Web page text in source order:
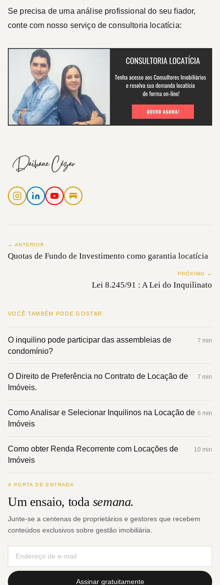
Se precisa de uma análise profissional do seu fiador,
conte com nosso serviço de consultoria locatícia:
← ANTERIOR
Quotas de Fundo de Investimento como garantia locatícia
PRÓXIMO →
Lei 8.245/91 : A Lei do Inquilinato
VOCÊ TAMBÉM PODE GOSTAR:
O inquilino pode participar das assembleias de
condomínio?
7 min
O Direito de Preferência no Contrato de Locação de
Imóveis.
7 min
Como Analisar e Selecionar Inquilinos na Locação de
Imóveis
6 min
Como obter Renda Recorrente com Locações de
Imóveis
10 min
A PORTA DE ENTRADA
Um ensaio, toda semana.
Junte-se a centenas de proprietários e gestores que recebem
conteúdos exclusivos sobre gestão imobiliária.
Assinar gratuitamente